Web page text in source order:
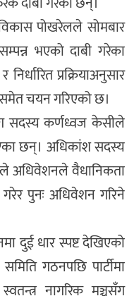
पोखरेलले सोमबार
भएको दाबी गरेका
प्रक्रियाअनुसार
चयन गरिएको छ।
सदस्य कर्णध्वज केसीले
छन्। अधिकांश सदस्य
अधिवेशनले वैधानिकता
पुनः अधिवेशन गरिने
दुई धार स्पष्ट देखिएको
गठनपछि पार्टीमा